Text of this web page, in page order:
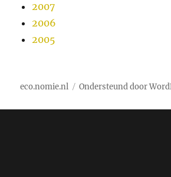
2007
2006
2005
eco.nomie.nl Ondersteund door